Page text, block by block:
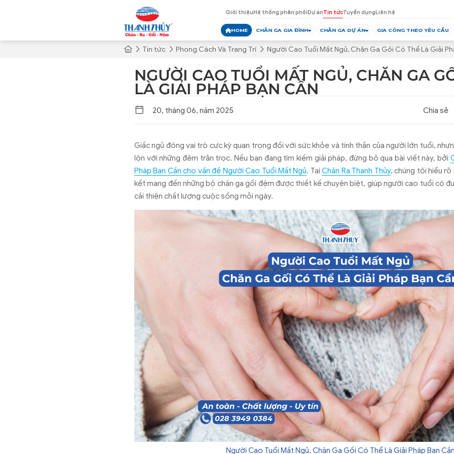
Giới thiệuHệ thống phân phốiDự ánTin tứcTuyển dụngLiên hệ
HOME CHĂN GA GIA ĐÌNH CHĂN GA DỰ ÁN GIA CÔNG THEO YÊU CẦU
Tin tức Phong Cách Và Trang Trí Người Cao Tuổi Mất Ngủ, Chăn Ga Gối Có Thể Là Giải
NGƯỜI CAO TUỔI MẤT NGỦ, CHĂN GA
LÀ GIẢI PHÁP BẠN CẦN
20, tháng 06, năm 2025 Chia sẻ
Giấc ngủ đóng vai trò cực kỳ quan trọng đối với sức khỏe và tinh thần của người lớn tuổi,
lộn với những đêm trằn trọc. Nếu bạn đang tìm kiếm giải pháp, đừng bỏ qua bài viết này, bởi
Pháp Bạn Cần cho vấn đề Người Cao Tuổi Mất Ngủ. TạiChăn Ra Thanh Thủy, chúng tôi hiểu rõ
kết mang đến những bộ chăn ga gối đệm được thiết kế chuyên biệt, giúp người cao tuổi có
cải thiện chất lượng cuộc sống mỗi ngày.
Người Cao Tuổi Mất Ngủ, Chăn Ga Gối Có Thể Là Giải Pháp Bạn